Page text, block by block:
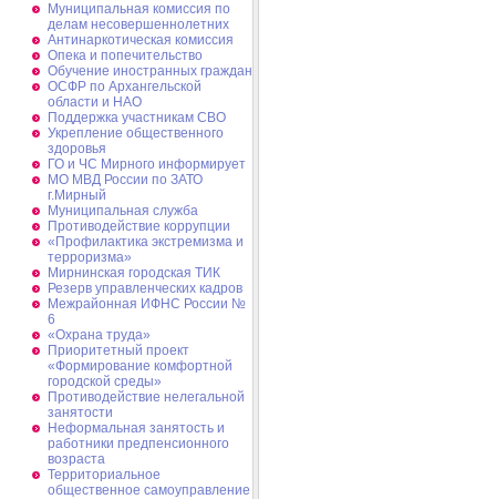
Муниципальная комиссия по
делам несовершеннолетних
Антинаркотическая комиссия
Опека и попечительство
Обучение иностранных граждан
ОСФР по Архангельской
области и НАО
Поддержка участникам СВО
Укрепление общественного
здоровья
ГО и ЧС Мирного информирует
МО МВД России по ЗАТО
г.Мирный
Муниципальная cлужба
Противодействие коррупции
«Профилактика экстремизма и
терроризма»
Мирнинская городская ТИК
Резерв управленческих кадров
Межрайонная ИФНС России №
6
«Охрана труда»
Приоритетный проект
«Формирование комфортной
городской среды»
Противодействие нелегальной
занятости
Неформальная занятость и
работники предпенсионного
возраста
Территориальное
общественное самоуправление